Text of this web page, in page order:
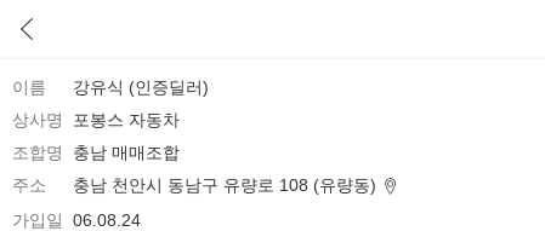
이름
강유식 (인증딜러)
상사명
포봉스 자동차
조합명
충남 매매조합
주소
충남 천안시 동남구 유량로 108 (유량동)
가입일
06.08.24